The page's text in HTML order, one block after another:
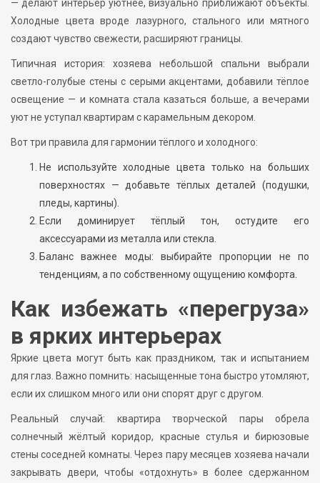
— делают интерьер уютнее, визуально приближают объекты.
Холодные цвета вроде лазурного, стального или мятного
создают чувство свежести, расширяют границы.
Типичная история: хозяева небольшой спальни выбрали
светло-голубые стены с серыми акцентами, добавили тёплое
освещение — и комната стала казаться больше, а вечерами
уют не уступал квартирам с карамельным декором.
Вот три правила для гармонии тёплого и холодного:
Не используйте холодные цвета только на больших
поверхностях — добавьте тёплых деталей (подушки,
пледы, картины).
Если доминирует тёплый тон, остудите его
аксессуарами из металла или стекла.
Баланс важнее моды: выбирайте пропорции не по
тенденциям, а по собственному ощущению комфорта.
Как избежать «перегруза»
в ярких интерьерах
Яркие цвета могут быть как праздником, так и испытанием
для глаз. Важно помнить: насыщенные тона быстро утомляют,
если их слишком много или они спорят друг с другом.
Реальный случай: квартира творческой пары обрела
солнечный жёлтый коридор, красные стулья и бирюзовые
стены соседней комнаты. Через пару месяцев хозяева начали
закрывать двери, чтобы «отдохнуть» в более сдержанном